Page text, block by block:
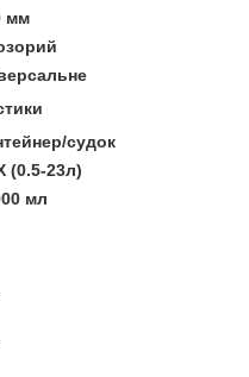
мм
судок
(0.5-23л)
мл